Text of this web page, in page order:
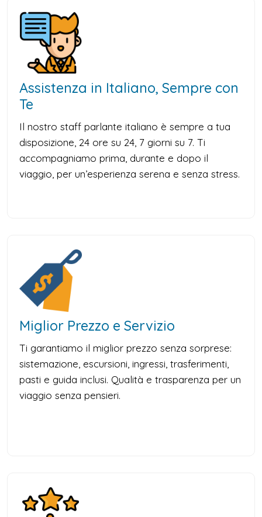
Assistenza in Italiano, Sempre con
Te
Il nostro staff parlante italiano è sempre a tua
disposizione, 24 ore su 24, 7 giorni su 7. Ti
accompagniamo prima, durante e dopo il
viaggio, per un’esperienza serena e senza stress.
Miglior Prezzo e Servizio
Ti garantiamo il miglior prezzo senza sorprese:
sistemazione, escursioni, ingressi, trasferimenti,
pasti e guida inclusi. Qualità e trasparenza per un
viaggio senza pensieri.